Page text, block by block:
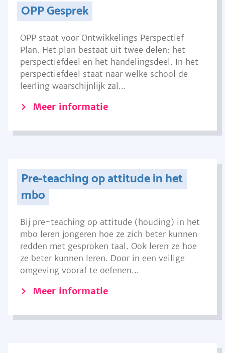
OPP Gesprek
OPP staat voor Ontwikkelings Perspectief
Plan. Het plan bestaat uit twee delen: het
perspectiefdeel en het handelingsdeel. In het
perspectiefdeel staat naar welke school de
leerling waarschijnlijk zal...
Meer informatie
Pre-teaching op attitude in het
mbo
Bij pre-teaching op attitude (houding) in het
mbo leren jongeren hoe ze zich beter kunnen
redden met gesproken taal. Ook leren ze hoe
ze beter kunnen leren. Door in een veilige
omgeving vooraf te oefenen...
Meer informatie